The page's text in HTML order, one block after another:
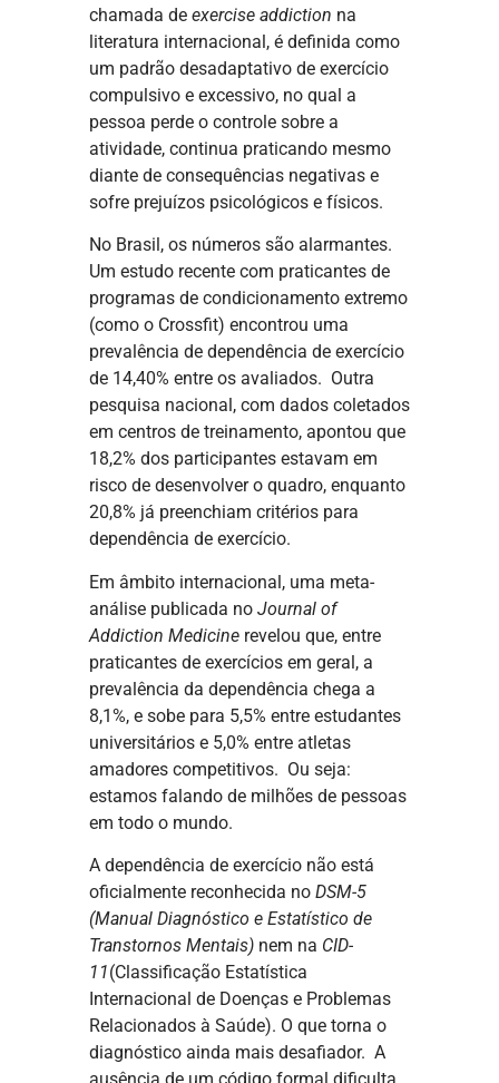
chamada de exercise addiction na
literatura internacional, é definida como
um padrão desadaptativo de exercício
compulsivo e excessivo, no qual a
pessoa perde o controle sobre a
atividade, continua praticando mesmo
diante de consequências negativas e
sofre prejuízos psicológicos e físicos.
No Brasil, os números são alarmantes.
Um estudo recente com praticantes de
programas de condicionamento extremo
(como o Crossfit) encontrou uma
prevalência de dependência de exercício
de 14,40% entre os avaliados. Outra
pesquisa nacional, com dados coletados
em centros de treinamento, apontou que
18,2% dos participantes estavam em
risco de desenvolver o quadro, enquanto
20,8% já preenchiam critérios para
dependência de exercício.
Em âmbito internacional, uma meta-
análise publicada no Journal of
Addiction Medicine revelou que, entre
praticantes de exercícios em geral, a
prevalência da dependência chega a
8,1%, e sobe para 5,5% entre estudantes
universitários e 5,0% entre atletas
amadores competitivos. Ou seja:
estamos falando de milhões de pessoas
em todo o mundo.
A dependência de exercício não está
oficialmente reconhecida no DSM-5
(Manual Diagnóstico e Estatístico de
Transtornos Mentais) nem na CID-
11(Classificação Estatística
Internacional de Doenças e Problemas
Relacionados à Saúde). O que torna o
diagnóstico ainda mais desafiador. A